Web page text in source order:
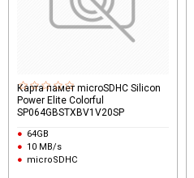
Карта памет microSDHC Silicon
Power Elite Colorful
SP064GBSTXBV1V20SP
64GB
10 MB/s
microSDHC